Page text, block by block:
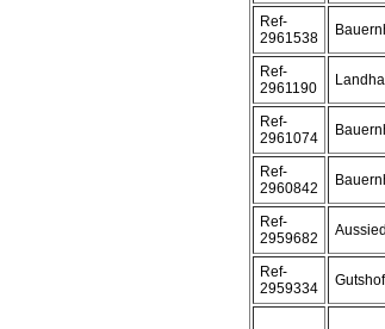
Ref-
2961538
Ref-
2961190
Ref-
2961074
Ref-
2960842
Ref-
2959682
Ref-
2959334
Gutshof